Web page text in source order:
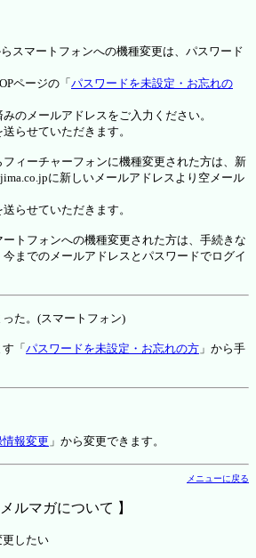
スマートフォンへの機種変更は、パスワード
ページの「 パスワードを未設定・お忘れの
のメールアドレスをご入力ください。
らせていただきます。
ィーチャーフォンに機種変更された方は、新
に新しいメールアドレスより空メール
らせていただきます。
トフォンへの機種変更された方は、手続きな
までのメールアドレスとパスワードでログイ
た。(スマートフォン)
「 パスワードを未設定・お忘れの方 」から手
報変更 」から変更できます。
メニューに戻る
メルマガについて 】
更したい